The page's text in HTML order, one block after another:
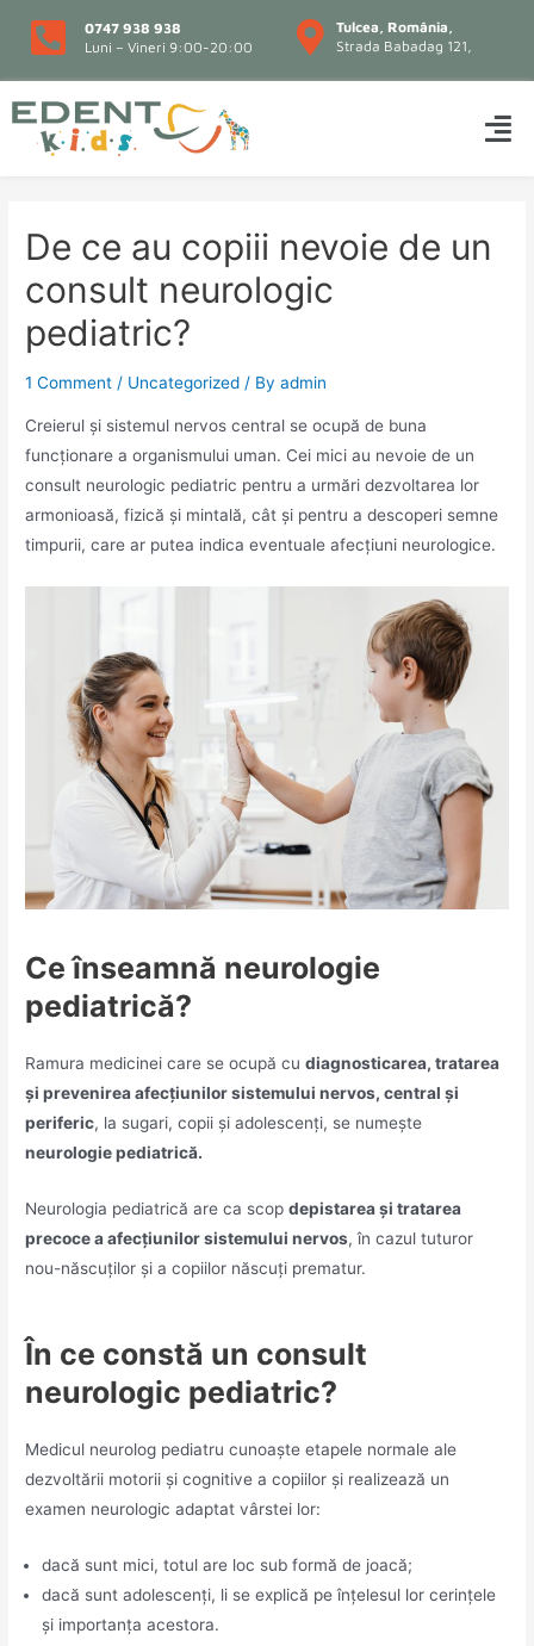
0747 938 938
Luni – Vineri 9:00-20:00
Tulcea, România,
Strada Babadag 121,
De ce au copiii nevoie de un
consult neurologic
pediatric?
1 Comment / Uncategorized / Byadmin
Creierul și sistemul nervos central se ocupă de buna
funcționare a organismului uman. Cei mici au nevoie de un
consult neurologic pediatric pentru a urmări dezvoltarea lor
armonioasă, fizică și mintală, cât și pentru a descoperi semne
timpurii, care ar putea indica eventuale afecțiuni neurologice.
Ce înseamnă neurologie
pediatrică?
Ramura medicinei care se ocupă cudiagnosticarea, tratarea
și prevenirea afecțiunilor sistemului nervos, central și
periferic, la sugari, copii și adolescenți, se numește
neurologie pediatrică.
Neurologia pediatrică are ca scopdepistarea și tratarea
precoce a afecțiunilor sistemului nervos, în cazul tuturor
nou-născuților și a copiilor născuți prematur.
În ce constă un consult
neurologic pediatric?
Medicul neurolog pediatru cunoaște etapele normale ale
dezvoltării motorii și cognitive a copiilor și realizează un
examen neurologic adaptat vârstei lor:
dacă sunt mici, totul are loc sub formă de joacă;
dacă sunt adolescenți, li se explică pe înțelesul lor cerințele
și importanța acestora.